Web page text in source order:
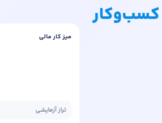
کسب‌وکار
میز کار مالی
تراز آزمایشی